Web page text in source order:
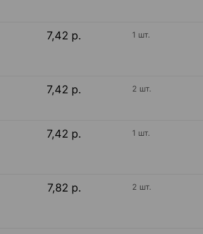
7,42 р. 1 шт.
7,42 р. 2 шт.
7,42 р. 1 шт.
7,82 р. 2 шт.